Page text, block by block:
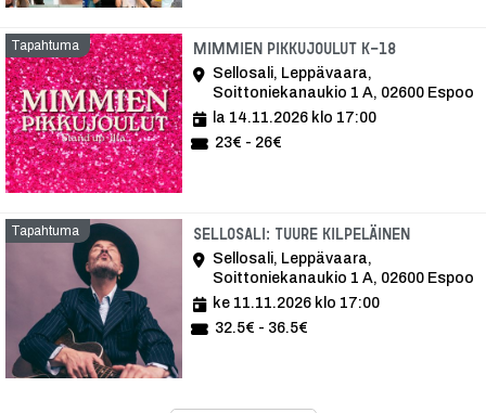
Tapahtuma Mimmien pikkujoulut K-18Tapahtuma
Sellosali, Leppävaara,
Soittoniekanaukio 1 A, 02600 Espoo
la 14.11.2026 klo 17:00
23€ - 26€
Tapahtuma Sellosali: Tuure Kilpeläinen
Sellosali, Leppävaara,
Soittoniekanaukio 1 A, 02600 Espoo
ke 11.11.2026 klo 17:00
32.5€ - 36.5€